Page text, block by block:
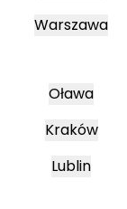
Warszawa
Oława
Kraków
Lublin